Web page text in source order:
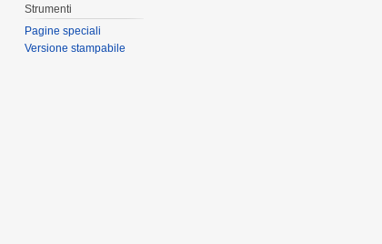
Strumenti
Pagine speciali
Versione stampabile